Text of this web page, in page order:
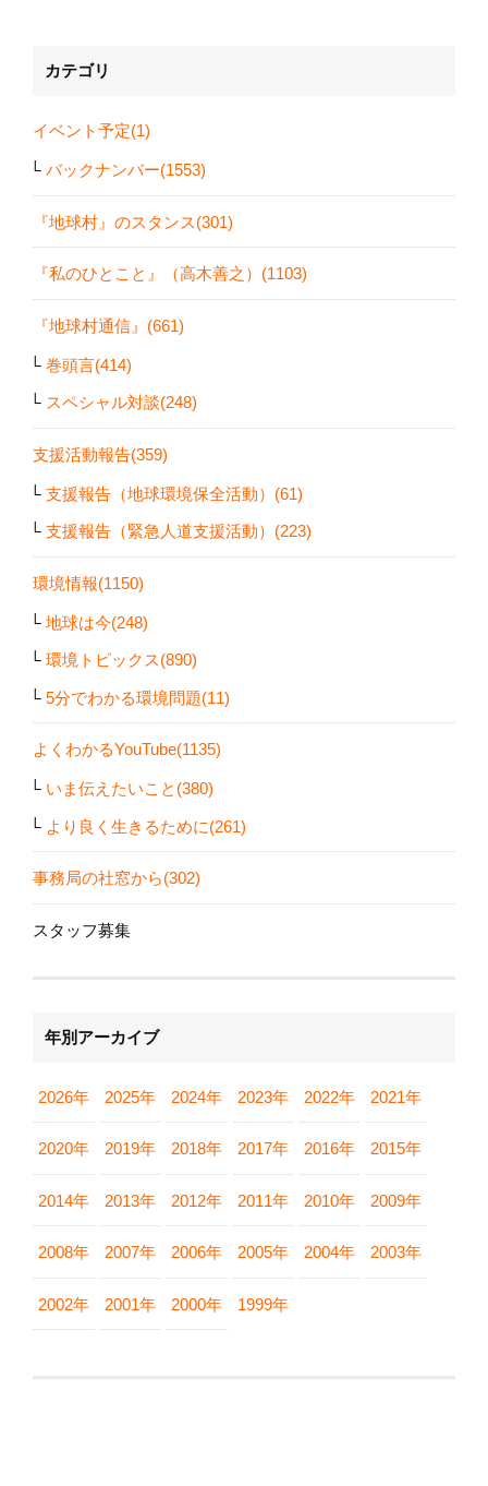
カテゴリ
イベント予定(1)
バックナンバー(1553)
『地球村』のスタンス(301)
『私のひとこと』（高木善之）(1103)
『地球村通信』(661)
巻頭言(414)
スペシャル対談(248)
支援活動報告(359)
支援報告（地球環境保全活動）(61)
支援報告（緊急人道支援活動）(223)
環境情報(1150)
地球は今(248)
環境トピックス(890)
5分でわかる環境問題(11)
よくわかるYouTube(1135)
いま伝えたいこと(380)
より良く生きるために(261)
事務局の社窓から(302)
スタッフ募集
年別アーカイブ
2026年 2025年 2024年 2023年 2022年 2021年
2020年 2019年 2018年 2017年 2016年 2015年
2014年 2013年 2012年 2011年 2010年 2009年
2008年 2007年 2006年 2005年 2004年 2003年
2002年 2001年 2000年 1999年